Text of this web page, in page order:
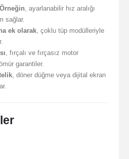
Örneğin, ayarlanabilir hız aralığı
sağlar.
ek olarak, çoklu tüp modülleriyle
, fırçalı ve fırçasız motor
garantiler.
, döner düğme veya dijital ekran